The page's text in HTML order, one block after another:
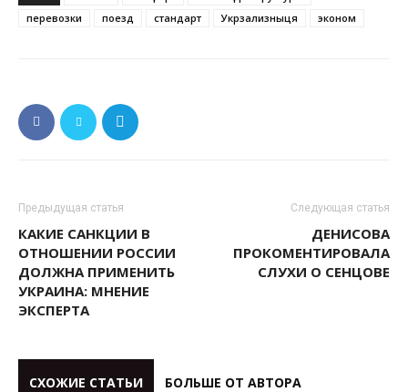
перевозки
поезд стандарт Укрзализныця эконом
Предыдущая статья
КАКИЕ САНКЦИИ В
ОТНОШЕНИИ РОССИИ
ДОЛЖНА ПРИМЕНИТЬ
УКРАИНА: МНЕНИЕ
ЭКСПЕРТА
Следующая статья
ДЕНИСОВА
ПРОКОМЕНТИРОВАЛА
СЛУХИ О СЕНЦОВЕ
СХОЖИЕ СТАТЬИ БОЛЬШЕ ОТ АВТОРА